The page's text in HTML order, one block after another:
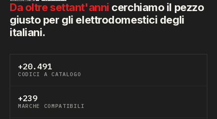
Da oltre settant'anni cerchiamo il pezzo
giusto per gli elettrodomestici degli
italiani.
+20.491
CODICI A CATALOGO
+239
MARCHE COMPATIBILI